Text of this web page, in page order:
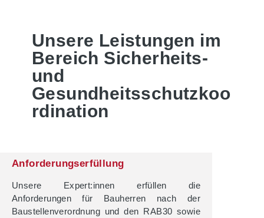
Unsere Leistungen im
Bereich Sicherheits-
und
Gesundheitsschutzkoo
rdination
Anforderungserfüllung
Unsere Expert:innen erfüllen die
Anforderungen für Bauherren nach der
Baustellenverordnung und den RAB30 sowie